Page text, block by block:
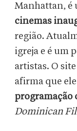
Manhattan, é
cinemas
região.
igreja e é um
artistas. O
afirma que
Dominican